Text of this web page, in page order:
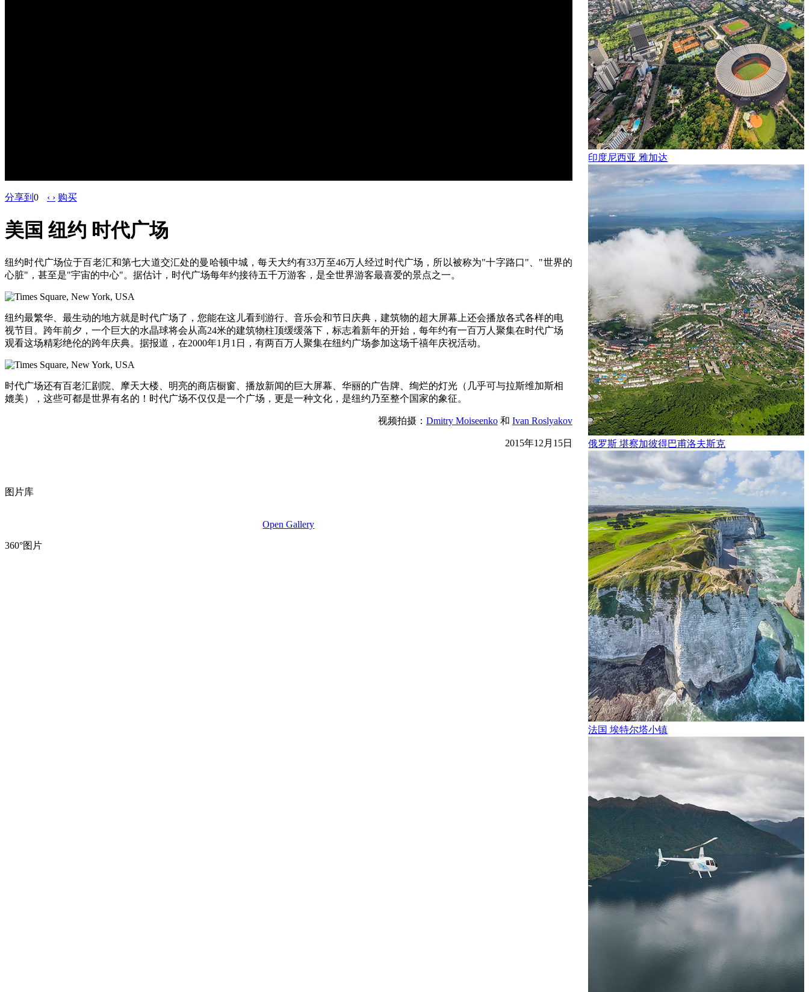
分享到 0 ‹ › 购买
美国 纽约 时代广场
纽约时代广场位于百老汇和第七大道交汇处的曼哈顿中城，每天大约有33万至46万人经过时代广场，所以被称为"十字路口"、"世界的
心脏"，甚至是"宇宙的中心"。据估计，时代广场每年约接待五千万游客，是全世界游客最喜爱的景点之一。
纽约最繁华、最生动的地方就是时代广场了，您能在这儿看到游行、音乐会和节日庆典，建筑物的超大屏幕上还会播放各式各样的电
视节目。跨年前夕，一个巨大的水晶球将会从高24米的建筑物柱顶缓缓落下，标志着新年的开始，每年约有一百万人聚集在时代广场
观看这场精彩绝伦的跨年庆典。据报道，在2000年1月1日，有两百万人聚集在纽约广场参加这场千禧年庆祝活动。
时代广场还有百老汇剧院、摩天大楼、明亮的商店橱窗、播放新闻的巨大屏幕、华丽的广告牌、绚烂的灯光（几乎可与拉斯维加斯相
媲美），这些可都是世界有名的！时代广场不仅仅是一个广场，更是一种文化，是纽约乃至整个国家的象征。
视频拍摄： Dmitry Moiseenko和 Ivan Roslyakov
2015年12月15日
图片库
Open Gallery
360°图片
印度尼西亚 雅加达
俄罗斯 堪察加彼得巴甫洛夫斯克
法国 埃特尔塔小镇